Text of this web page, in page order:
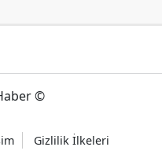
©
Gizlilik İlkeleri